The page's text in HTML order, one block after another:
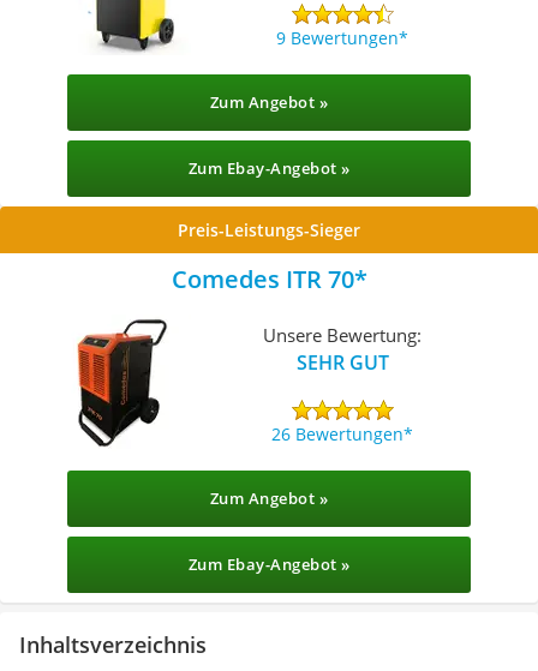
9 Bewertungen
Zum Angebot »
Zum Ebay-Angebot »
Preis-Leistungs-Sieger
Comedes ITR 70
Unsere Bewertung:
SEHR GUT
26 Bewertungen
Zum Angebot »
Zum Ebay-Angebot »
Inhaltsverzeichnis